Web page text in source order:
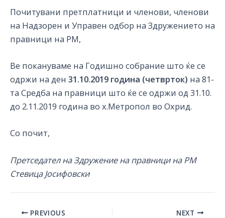
Почитувани претплатници и членови, членови
на Надзорен и Управен одбор на Здружението на
правници на РМ,
Ве покануваме на Годишно собрание што ќе се
одржи на ден 31.10.2019 година (четврток) на 81-
та Средба на правници што ќе се одржи од 31.10.
до 2.11.2019 година во х.Метропол во Охрид.
Со почит,
Претседател на Здружение на правници на РМ
Стевица Јосифовски
PostPREVIOUS NEXT